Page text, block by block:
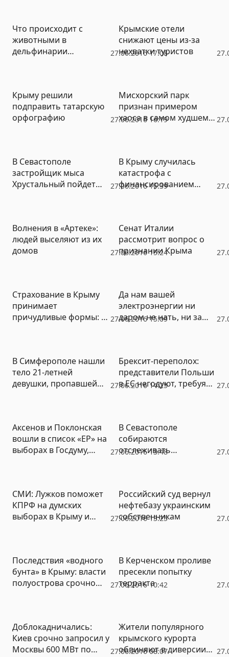
27.06.2016 17:08
Что происходит с
животными в
дельфинарии
Ветеринары не знают
Крымские отели
снижают цены из-за
нехватки туристов
27.06.2016 16:19
Крыму решили
подправить татарскую
орфографию
Мисхорский парк
признан примером
хаоса в самом худшем
27.06.2016 15:39
В Севастополе
застройщик мыса
Хрустальный пойдет
внедорожника
В Крыму случилась
катастрофа с
финансированием
27.06.2016 15:24
Волнения в «Артеке»:
людей выселяют из их
домов
Сенат Италии
рассмотрит вопрос о
признании Крыма
27.06.2016 15:09
Страхование в Крыму
принимает
причудливые формы: в
Да нам вашей
электроэнергии ни
даром не нать, ни за
27.06.2016 14:25
В Симферополе нашли
тело 21-летней
девушки, пропавшей
Брексит-переполох:
представители Польши
в ЕС негодуют, требуя
27.06.2016 13:48
Аксенов и Поклонская
вошли в список «ЕР» на
выборах в Госдуму,
одного крымчанина
В Севастополе
собираются
отслеживать
27.06.2016 13:25
СМИ: Лужков поможет
КПРФ на думских
выборах в Крыму и
Российский суд вернул
нефтебазу украинским
собственникам
27.06.2016 10:42
Последствия «водного
бунта» в Крыму: власти
полуострова срочно
В Керченском проливе
пресекли попытку
терракта
27.06.2016 08:07
Доблокадничались:
Киев срочно запросил у
Москвы 600 МВт по
Жители популярного
крымского курорта
обвиняют в диверсии